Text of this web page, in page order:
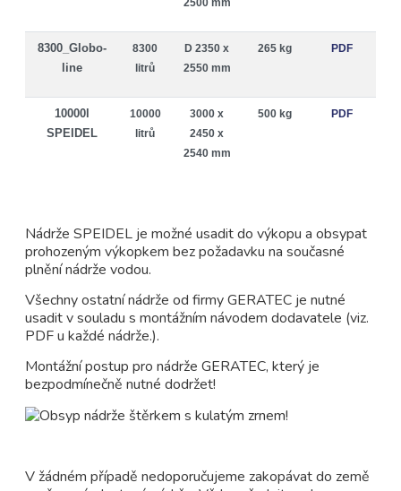
2500 mm
8300_Globo-
line
8300
litrů
D 2350 x
2550 mm
265 kg PDF
10000l
SPEIDEL
10000
litrů
3000 x
2450 x
2540 mm
500 kg PDF
Nádrže SPEIDEL je možné usadit do výkopu a obsypat
prohozeným výkopkem bez požadavku na současné
plnění nádrže vodou.
Všechny ostatní nádrže od firmy GERATEC je nutné
usadit v souladu s montážním návodem dodavatele (viz.
PDF u každé nádrže.).
Montážní postup pro nádrže GERATEC, který je
bezpodmínečně nutné dodržet!
V žádném případě nedoporučujeme zakopávat do země